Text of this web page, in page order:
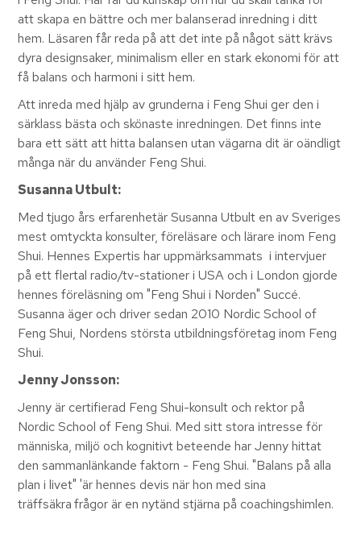
att skapa en bättre och mer balanserad inredning i ditt
hem. Läsaren får reda på att det inte på något sätt krävs
dyra designsaker, minimalism eller en stark ekonomi för att
få balans och harmoni i sitt hem.
Att inreda med hjälp av grunderna i Feng Shui ger den i
särklass bästa och skönaste inredningen. Det finns inte
bara ett sätt att hitta balansen utan vägarna dit är oändligt
många när du använder Feng Shui.
Susanna Utbult:
Med tjugo års erfarenhetär Susanna Utbult en av Sveriges
mest omtyckta konsulter, föreläsare och lärare inom Feng
Shui. Hennes Expertis har uppmärksammats i intervjuer
på ett flertal radio/tv-stationer i USA och i London gjorde
hennes föreläsning om "Feng Shui i Norden" Succé.
Susanna äger och driver sedan 2010 Nordic School of
Feng Shui, Nordens största utbildningsföretag inom Feng
Shui.
Jenny Jonsson:
Jenny är certifierad Feng Shui-konsult och rektor på
Nordic School of Feng Shui. Med sitt stora intresse för
människa, miljö och kognitivt beteende har Jenny hittat
den sammanlänkande faktorn - Feng Shui. "Balans på alla
plan i livet" 'är hennes devis när hon med sina
träffsäkra frågor är en nytänd stjärna på coachingshimlen.